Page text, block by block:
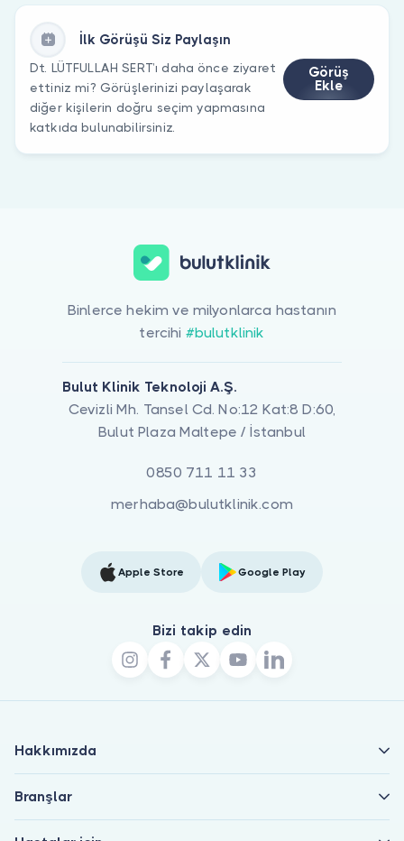
İlk Görüşü Siz Paylaşın
Dt. LÜTFULLAH SERT’ı daha önce ziyaret
ettiniz mi? Görüşlerinizi paylaşarak
diğer kişilerin doğru seçim yapmasına
katkıda bulunabilirsiniz.
Görüş
Ekle
Binlerce hekim ve milyonlarca hastanın
tercihi #bulutklinik
Bulut Klinik Teknoloji A.Ş.
Cevizli Mh. Tansel Cd. No:12 Kat:8 D:60,
Bulut Plaza Maltepe / İstanbul
0850 711 11 33
merhaba@bulutklinik.com
Apple Store Google Play
Bizi takip edin
Hakkımızda
Branşlar